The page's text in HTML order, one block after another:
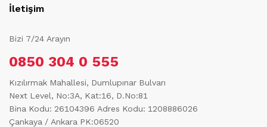
İletişim
Bizi 7/24 Arayın
0850 304 0 555
Kızılırmak Mahallesi, Dumlupınar Bulvarı
Next Level, No:3A, Kat:16, D.No:81
Bina Kodu: 26104396 Adres Kodu: 1208886026
Çankaya / Ankara PK:06520